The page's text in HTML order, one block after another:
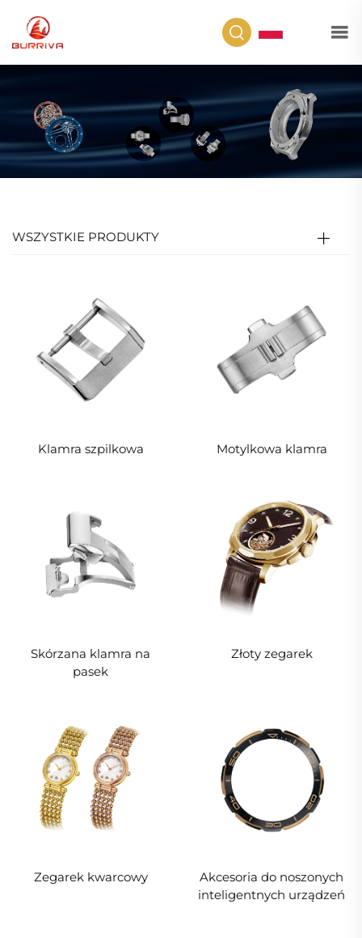
WSZYSTKIE PRODUKTY
Klamra szpilkowa Motylkowa klamra
Skórzana klamra na
pasek
Złoty zegarek
Zegarek kwarcowy
Akcesoria do noszonych
inteligentnych urządzeń